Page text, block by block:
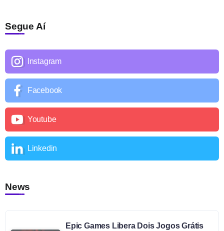
Segue Aí
Instagram
Facebook
Youtube
Linkedin
News
Epic Games Libera Dois Jogos Grátis